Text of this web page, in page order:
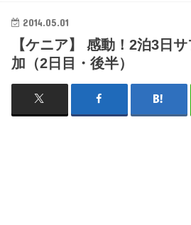
2014.05.01
【ケニア】 感動！2泊3日
加（2日目・後半）